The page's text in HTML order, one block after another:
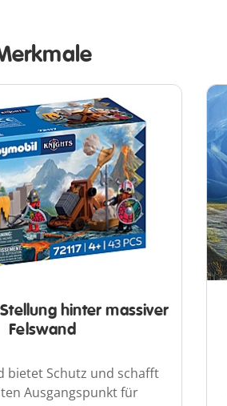
hinter massiver
Felswand
bietet Schutz und schafft
Ausgangspunkt für